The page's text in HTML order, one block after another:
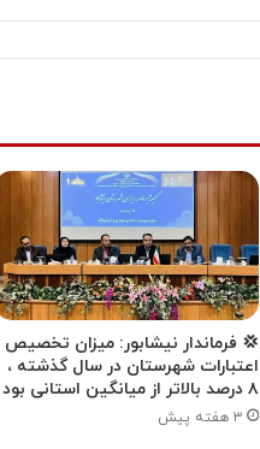
💢 فرماندار نیشابور: میزان تخصیص
اعتبارات شهرستان در سال گذشته ،
۸ درصد بالاتر از میانگین استانی بود
۳ هفته پیش